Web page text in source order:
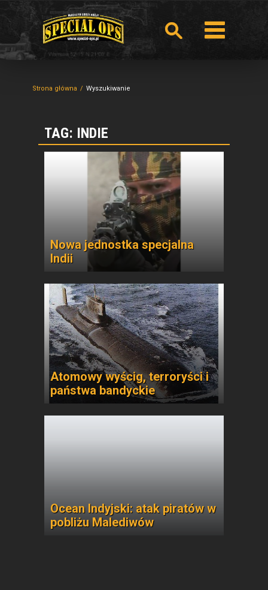
Strona główna Wyszukiwanie
TAG: INDIE
Nowa jednostka specjalna
Indii
Atomowy wyścig, terroryści i
państwa bandyckie
Ocean Indyjski: atak piratów w
pobliżu Malediwów